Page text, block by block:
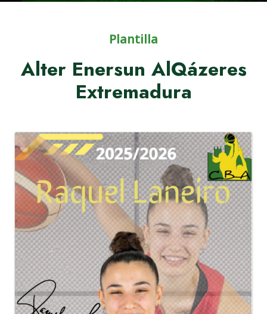
Plantilla
Alter Enersun AlQázeres
Extremadura